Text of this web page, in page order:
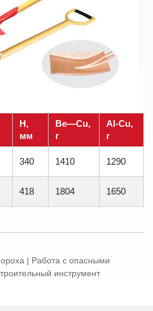
H,
мм
Be—Cu,
г
Al-Cu,
г
340 1410 1290
418 1804 1650
| Работа с опасными
инструмент